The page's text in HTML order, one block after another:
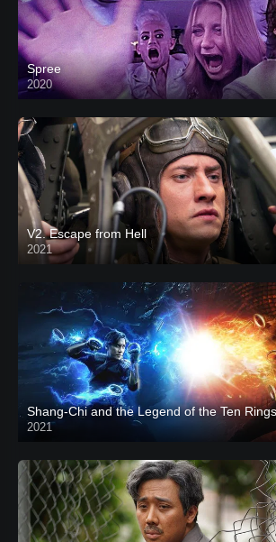
Spree
2020
V2. Escape from Hell
2021
2021
CAM